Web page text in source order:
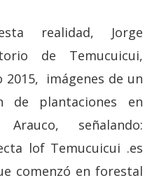
realidad, Jorge
de Temucuicui,
2015, imágenes de un
de plantaciones en
señalando:
lof Temucuicui .es
comenzó en forestal